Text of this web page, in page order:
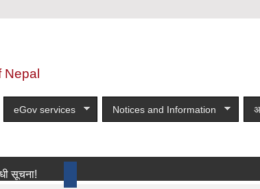
Nepal
eGov services Notices and Information